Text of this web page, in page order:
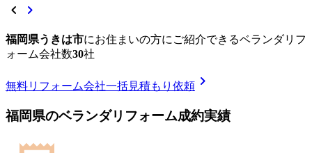
chevron_left chevron_right
福岡県うきは市にお住まいの方にご紹介できるベランダリフ
ォーム会社数30社
無料リフォーム会社一括見積もり依頼 chevron_right
福岡県のベランダリフォーム成約実績